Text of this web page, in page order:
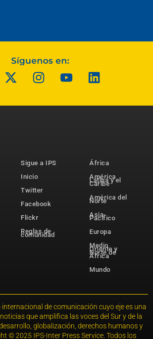
Síguenos en:
Sigue a IPS
Inicio
Twitter
Facebook
Flickr
Reglas de
comunidad
África
América
Latina y el
Caribe
América del
Norte
Asia-
Pacífico
Europa
Medio
Oriente y
Norte de
África
Mundo
de comunicación cuyo eje es una
que amplifica las voces del Sur y de la
globalización, derechos humanos y
© 2025 IPS-Inter Press Service. Todos los